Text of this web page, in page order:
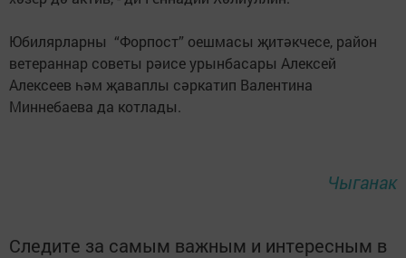
Юбилярларны “Форпост” оешмасы җитәкчесе, район
ветераннар советы рәисе урынбасары Алексей
Алексеев һәм җаваплы сәркатип Валентина
Миннебаева да котлады.
Чыганак
Следите за самым важным и интересным в